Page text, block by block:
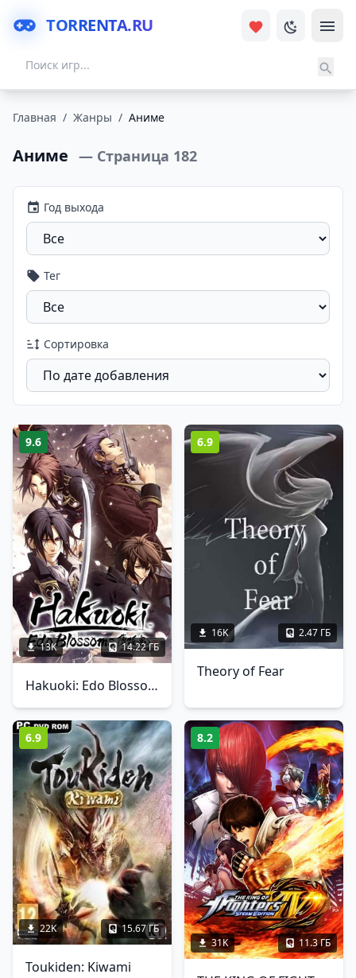
TORRENTA.RU
Главная / Жанры / Аниме
Аниме — Страница 182
Год выхода
Тег
Сортировка
9.6
13K 14.22 ГБ
Hakuoki: Edo Blossoms
6.9
16K 2.47 ГБ
Theory of Fear
6.9
22K 15.67 ГБ
Toukiden: Kiwami
8.2
31K 11.3 ГБ